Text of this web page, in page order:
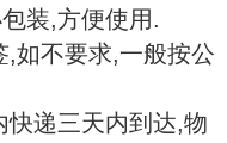
装,方便使用.
,如不要求,一般按公
快递三天内到达,物